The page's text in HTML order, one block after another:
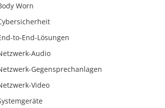
Guayana
Worn
to-End-Lösungen
Audio
Gegensprechanlagen
Video